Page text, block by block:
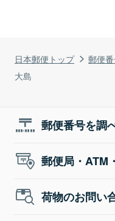
日本郵便トップ 郵便
大島
郵便番号を調
郵便局・ATM
荷物のお問い